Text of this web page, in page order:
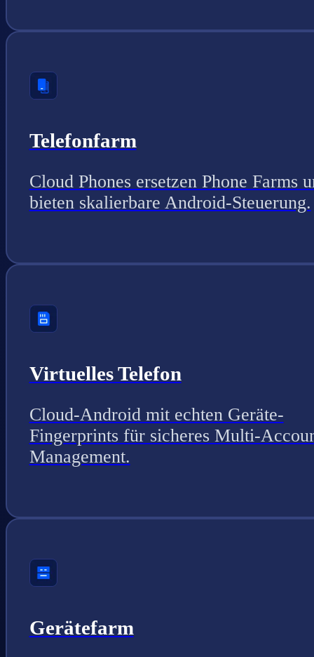
Telefonfarm
Cloud Phones ersetzen Phone Farms
bieten skalierbare Android-Steuerung.
Virtuelles Telefon
Cloud-Android mit echten Geräte-
Fingerprints für sicheres Multi-
Management.
Gerätefarm